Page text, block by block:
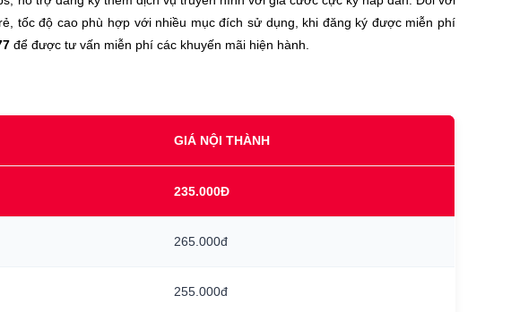
tốc độ cao phù hợp với nhiều mục đích sử dụng, khi đăng ký được miễn phí
để được tư vấn miễn phí các khuyến mãi hiện hành.
GIÁ NỘI THÀNH
235.000Đ
265.000đ
255.000đ